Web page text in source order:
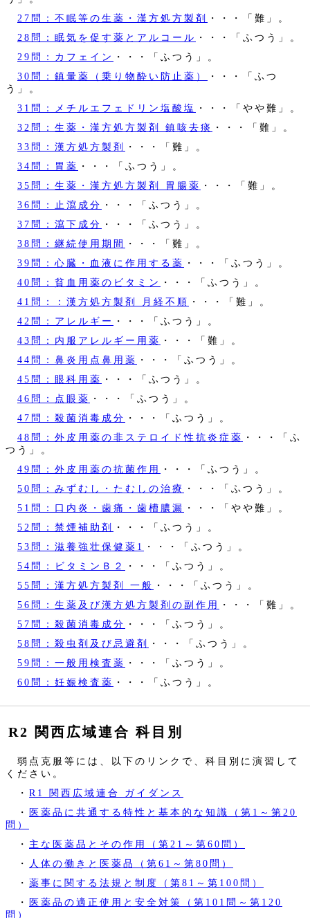
27問：不眠等の生薬・漢方処方製剤
・・・「難」。
28問：眠気を促す薬とアルコール ・・・「ふつう」。
29問：カフェイン
・・・「ふつう」。
30問：鎮暈薬（乗り物酔い防止薬）
・・・「ふつ
う」。
31問：メチルエフェドリン塩酸塩
・・・「やや難」。
32問：生薬・漢方処方製剤 鎮咳去痰
・・・「難」。
33問：漢方処方製剤
・・・「難」。
34問：胃薬 ・・・「ふつう」。
35問：生薬・漢方処方製剤 胃腸薬 ・・・「難」。
36問：止瀉成分 ・・・「ふつう」。
37問：瀉下成分 ・・・「ふつう」。
38問：継続使用期間
・・・「難」。
39問：心臓・血液に作用する薬 ・・・「ふつう」。
40問：貧血用薬のビタミン
・・・「ふつう」。
41問：：漢方処方製剤 月経不順 ・・・「難」。
42問：アレルギー
・・・「ふつう」。
43問：内服アレルギー用薬 ・・・「難」。
44問：鼻炎用点鼻用薬 ・・・「ふつう」。
45問：眼科用薬 ・・・「ふつう」。
46問：点眼薬 ・・・「ふつう」。
47問：殺菌消毒成分 ・・・「ふつう」。
48問：外皮用薬の非ステロイド性抗炎症薬 ・・・「ふ
つう」。
49問：外皮用薬の抗菌作用
・・・「ふつう」。
50問：みずむし・たむしの治療
・・・「ふつう」。
51問：口内炎・歯痛・歯槽膿漏 ・・・「やや難」。
52問：禁煙補助剤
・・・「ふつう」。
53問：滋養強壮保健薬1
・・・「ふつう」。
54問：ビタミンＢ２
・・・「ふつう」。
55問：漢方処方製剤 一般 ・・・「ふつう」。
56問：生薬及び漢方処方製剤の副作用
・・・「難」。
57問：殺菌消毒成分 ・・・「ふつう」。
58問：殺虫剤及び忌避剤
・・・「ふつう」。
59問：一般用検査薬 ・・・「ふつう」。
60問：妊娠検査薬 ・・・「ふつう」。
R2 関西広域連合 科目別
弱点克服等には、以下のリンクで、科目別に演習して
ください。
・ R1 関西広域連合 ガイダンス
・
医薬品に共通する特性と基本的な知識（第1～第20
問）
・ 主な医薬品とその作用（第21～第60問）
・
人体の働きと医薬品（第61～第80問）
・ 薬事に関する法規と制度（第81～第100問）
・
医薬品の適正使用と安全対策（第101問～第120
問）